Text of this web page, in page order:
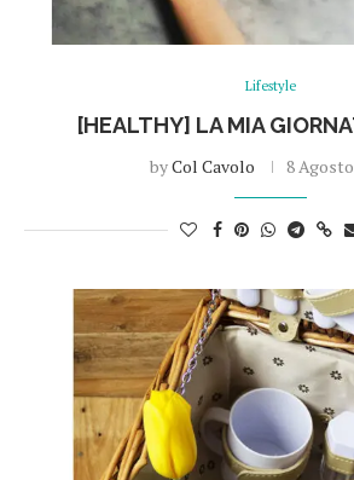
Lifestyle
[HEALTHY] LA MIA
byCol Cavolo 8